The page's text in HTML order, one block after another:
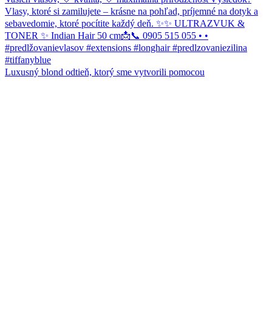
Luxusný blond odtieň, ktorý sme vytvorili pomocou